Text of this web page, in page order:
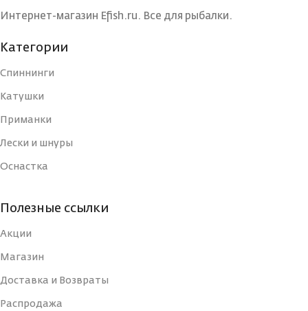
БРЕНД Maximus
КОЛИЧЕСТВО
ВЕРШИНОК
МАТЕРИАЛ
КОЛИЧЕСТВО КОЛЕЦ
КОЛИЧЕСТВО СЕКЦИЙ
Интернет-магазин Efish.ru. Все для рыбалки.
Категории
Спиннинги
Катушки
Приманки
Лески и шнуры
Оснастка
Полезные ссылки
Акции
Магазин
Доставка и Возвраты
Распродажа